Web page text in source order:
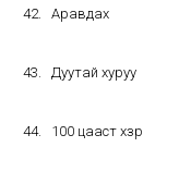
Аравдах
Дуутай хуруу
100 цааст хөзөр